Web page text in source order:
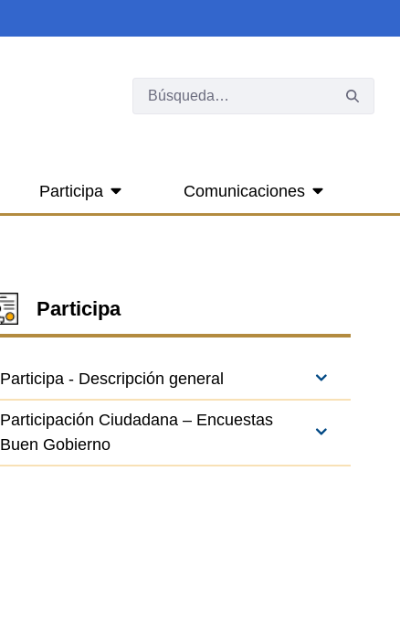
Participa Comunicaciones
Participa
Participa - Descripción general
Participación Ciudadana – Encuestas
Buen Gobierno